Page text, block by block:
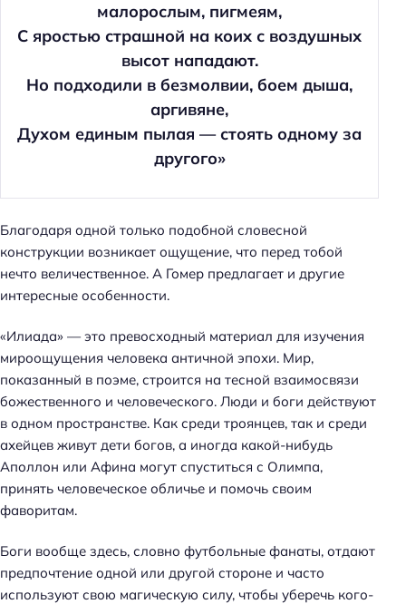
малорослым, пигмеям,
С яростью страшной на коих с воздушных
высот нападают.
Но подходили в безмолвии, боем дыша,
аргивяне,
Духом единым пылая — стоять одному за
другого»
Благодаря одной только подобной словесной
конструкции возникает ощущение, что перед тобой
нечто величественное. А Гомер предлагает и другие
интересные особенности.
«Илиада» — это превосходный материал для изучения
мироощущения человека античной эпохи. Мир,
показанный в поэме, строится на тесной взаимосвязи
божественного и человеческого. Люди и боги действуют
в одном пространстве. Как среди троянцев, так и среди
ахейцев живут дети богов, а иногда какой-нибудь
Аполлон или Афина могут спуститься с Олимпа,
принять человеческое обличье и помочь своим
фаворитам.
Боги вообще здесь, словно футбольные фанаты, отдают
предпочтение одной или другой стороне и часто
используют свою магическую силу, чтобы уберечь кого-